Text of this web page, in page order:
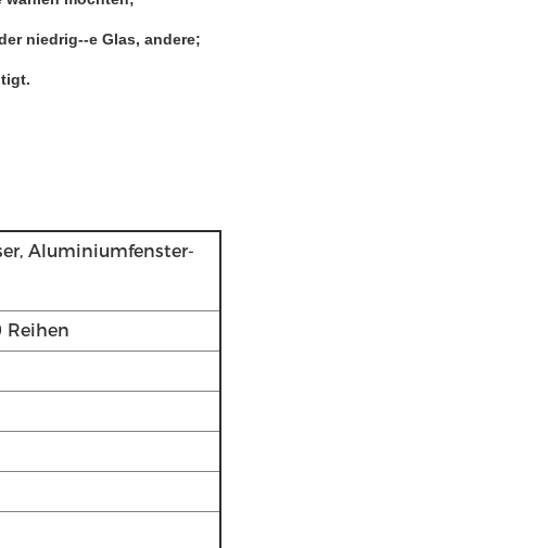
niedrig--e Glas, andere;
Aluminiumfenster-